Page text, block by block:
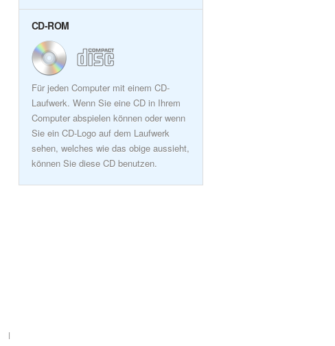
CD-ROM
Für jeden Computer mit einem CD-
Laufwerk. Wenn Sie eine CD in Ihrem
Computer abspielen können oder wenn
Sie ein CD-Logo auf dem Laufwerk
sehen, welches wie das obige aussieht,
können Sie diese CD benutzen.
|